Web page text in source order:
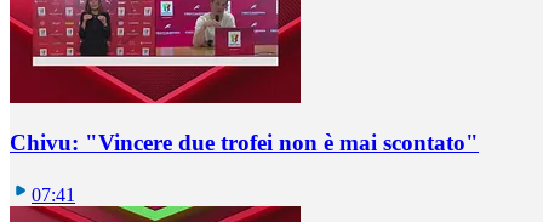
Chivu: "Vincere due trofei non è mai scontato"
07:41